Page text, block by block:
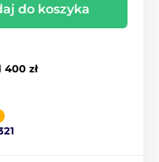
do koszyka
400 zł